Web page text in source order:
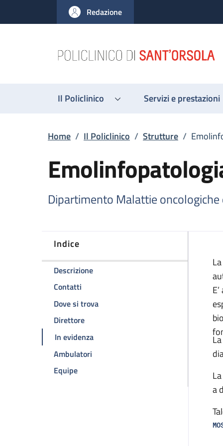
al contenuto principale
to footer content
Redazione
Il Policlinico Servizi e prestazioni
Briciole di pane
Home / Il Policlinico / Strutture /
Dipartimento Malattie
Indice
Descrizionedella pagina Emolinfopatologia
Contatti
Dove si trovadella pagina Emolinfopatologia
Direttoredella pagina Emolinfopatologia
In evidenzadella pagina Emolinfopatologia
Ambulatori
Equipedella pagina Emolinfopatologia
a